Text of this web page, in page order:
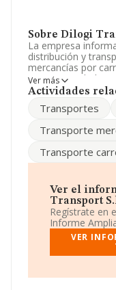
Sobre Dilogi
La empresa
distribución y
mercancías por
como Sociedad
CNAE corresponde
actividad en
Para saber más
La empresa
Armengol núm.
Del Valles, en
En relación con el
hasta 62.013
asciende a 44.874
de facturación de
información de
Ver más
Actividades
Transportes
Transporte
Transporte
Ver el
Transport
Regístrate en
Informe
VER